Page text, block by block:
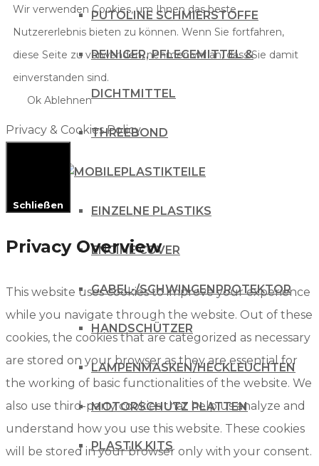
PUTOLINE SCHMIERSTOFFE
REINIGER, PFLEGEMITTEL &
DICHTMITTEL
THREEBOND
PLASTIKTEILE
EINZELNE PLASTIKS
ENGINE COVER
GABEL-/SCHWINGENPROTEKTOR
HANDSCHÜTZER
LAMPENMASKEN/HECKLEUCHTEN
MOTORSCHUTZ PLATTEN
PLASTIK KITS
Wir verwenden Cookies, um Ihnen das beste
Nutzererlebnis bieten zu können. Wenn Sie fortfahren,
diese Seite zu verwenden, nehmen wir an, dass Sie damit
einverstanden sind.
Ok Ablehnen
Privacy & Cookies Policy
Schließen
Privacy Overview
This website uses cookies to improve your experience
while you navigate through the website. Out of these
cookies, the cookies that are categorized as necessary
are stored on your browser as they are essential for
the working of basic functionalities of the website. We
also use third-party cookies that help us analyze and
understand how you use this website. These cookies
will be stored in your browser only with your consent.